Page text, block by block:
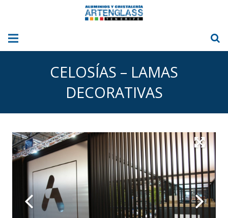
CRISTAL
CORTINAS DE CRISTAL
TOLDOS
NUESTRAS FOTOS
CELOSÍAS – LAMAS
DECORATIVAS